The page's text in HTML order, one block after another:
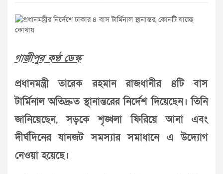
গাজীপুর কণ্ঠ ডেস্ক
প্রধানমন্ত্রী তারেক রহমান রাজধানীর ৪টি বাস
টার্মিনাল অতিদ্রুত স্থানান্তরের নির্দেশ দিয়েছেন। তিনি
জানিয়েছেন, সড়কে শৃঙ্খলা ফিরিয়ে আনা এবং
দীর্ঘদিনের যানজট সমস্যার সমাধানে এ উদ্যোগ
নেওয়া হয়েছে।